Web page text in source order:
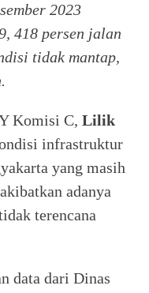
2023
418 persen jalan
tidak mantap,
Komisi C, Lilik
infrastruktur
yang masih
adanya
terencana
data dari Dinas